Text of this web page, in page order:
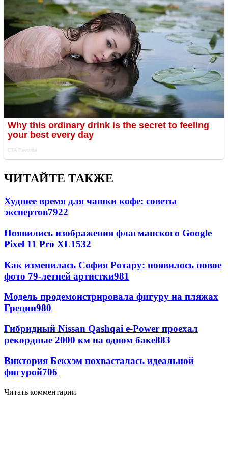
ЧИТАЙТЕ ТАКЖЕ
Худшее время для чашки кофе: советы
экспертов7922
Появились изображения флагманского Google
Pixel 11 Pro XL1532
Как изменилась София Ротару: появилось новое
фото 79-летней артистки981
Модель продемонстрировала фигуру на пляжах
Греции980
Гибридный Nissan Qashqai e-Power проехал
рекордные 2000 км на одном баке883
Виктория Бекхэм похвасталась идеальной
фигурой706
Читать комментарии